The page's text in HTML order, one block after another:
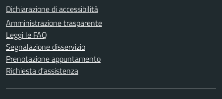
Dichiarazione di accessibilità
Amministrazione trasparente
Leggi le FAQ
Segnalazione disservizio
Prenotazione appuntamento
Richiesta d'assistenza